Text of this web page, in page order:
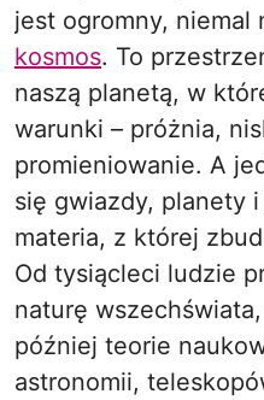
jest ogromny, niemal
kosmos. To
naszą planetą, w
warunki – próżnia,
promieniowanie. A
się gwiazdy, planety
materia, z której
Od tysiącleci ludzie
naturę
później teorie
astronomii,